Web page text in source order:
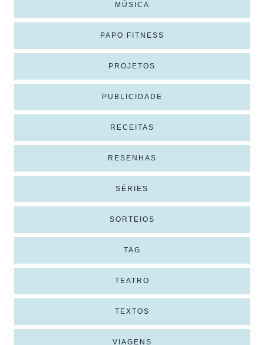
MÚSICA
PAPO FITNESS
PROJETOS
PUBLICIDADE
RECEITAS
RESENHAS
SÉRIES
SORTEIOS
TAG
TEATRO
TEXTOS
VIAGENS